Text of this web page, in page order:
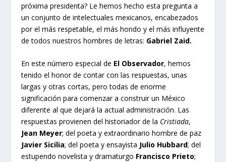
próxima presidenta? Le hemos hecho esta pregunta a
un conjunto de intelectuales mexicanos, encabezados
por el más respetable, el más hondo y el más influyente
de todos nuestros hombres de letras: Gabriel Zaid.
En este número especial de El Observador, hemos
tenido el honor de contar con las respuestas, unas
largas y otras cortas, pero todas de enorme
significación para comenzar a construir un México
diferente al que dejará la actual administración. Las
respuestas provienen del historiador de la Cristiada,
Jean Meyer; del poeta y extraordinario hombre de paz
Javier Sicilia; del poeta y ensayista Julio Hubbard; del
estupendo novelista y dramaturgo Francisco Prieto;